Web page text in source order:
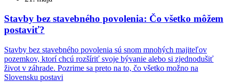
Stavby bez stavebného povolenia: Čo všetko môžem
postaviť?
Stavby bez stavebného povolenia sú snom mnohých majiteľov
pozemkov, ktorí chcú rozšíriť svoje bývanie alebo si zjednodušiť
život v záhrade. Pozrime sa preto na to, čo všetko možno na
Slovensku postavi